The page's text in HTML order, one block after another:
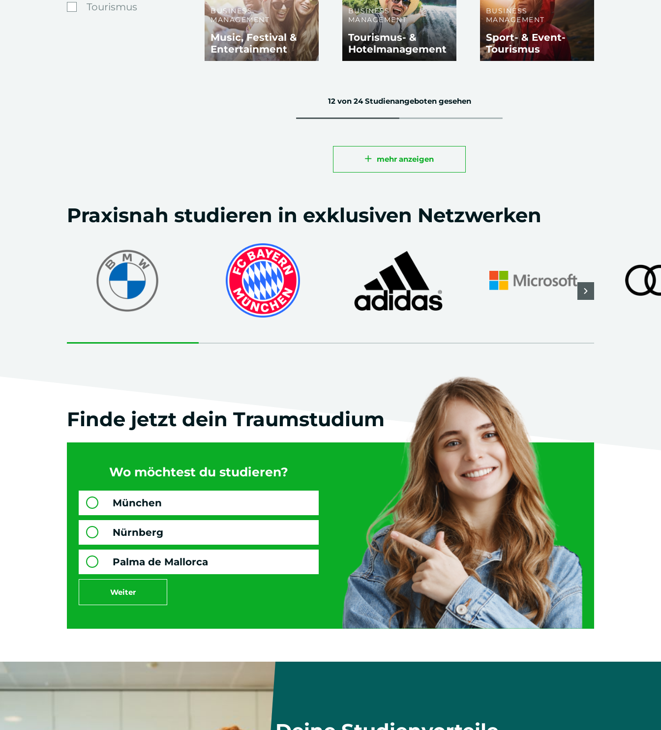
Tourismus
BUSINESS
MANAGEMENT
Music, Festival &
Entertainment
BUSINESS
MANAGEMENT
Tourismus- &
Hotelmanagement
BUSINESS
MANAGEMENT
Sport- & Event-
Tourismus
12von 24 Studienangeboten gesehen
mehr anzeigen
Praxisnah studieren in exklusiven Netzwerken
Finde jetzt dein Traumstudium
Wo möchtest du studieren?
München
Nürnberg
Palma de Mallorca
Weiter